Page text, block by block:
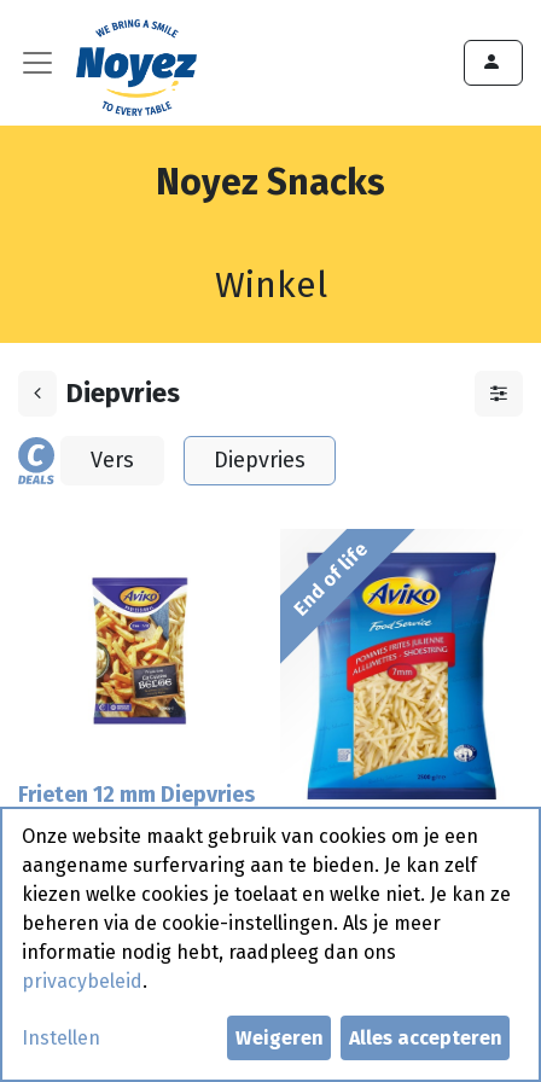
Noyez Snacks
Winkel
Diepvries
Vers Diepvries
Frieten 12 mm Diepvries
Cuisine Belge Aviko 5 x
2,5 kg
End of life
Frieten 7 mm Aviko 1 kg
Bestelartikel
Onze website maakt gebruik van cookies om je een
aangename surfervaring aan te bieden. Je kan zelf
kiezen welke cookies je toelaat en welke niet. Je kan ze
beheren via de cookie-instellingen. Als je meer
informatie nodig hebt, raadpleeg dan ons
privacybeleid .
Instellen Weigeren Alles accepteren